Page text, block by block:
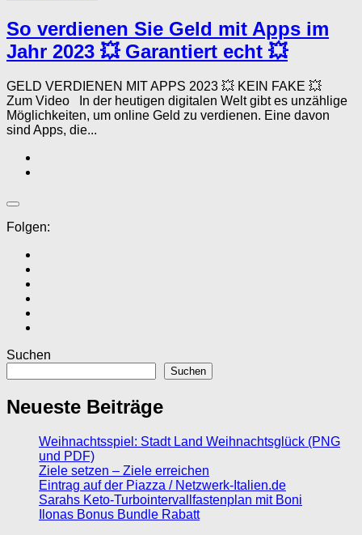
So verdienen Sie Geld mit Apps im
Jahr 2023 💥 Garantiert echt 💥
GELD VERDIENEN MIT APPS 2023 💥 KEIN FAKE 💥
Zum Video In der heutigen digitalen Welt gibt es unzählige
Möglichkeiten, um online Geld zu verdienen. Eine davon
sind Apps, die...
Folgen:
Suchen
Suchen
Neueste Beiträge
Weihnachtsspiel: Stadt Land Weihnachtsglück (PNG
und PDF)
Ziele setzen – Ziele erreichen
Eintrag auf der Piazza / Netzwerk-Italien.de
Sarahs Keto-Turbointervallfastenplan mit Boni
Ilonas Bonus Bundle Rabatt